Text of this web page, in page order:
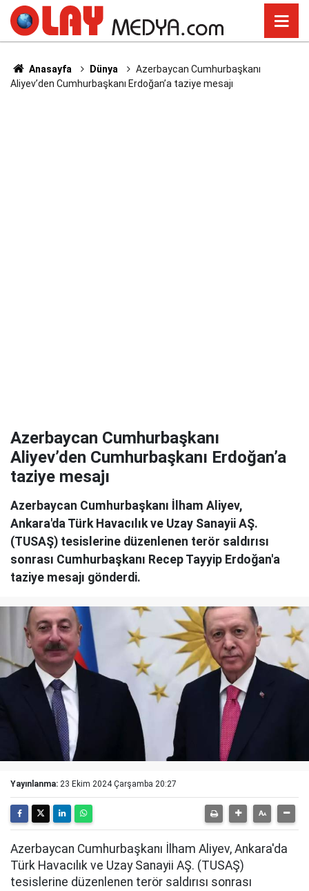
Anasayfa Dünya
Azerbaycan Cumhurbaşkanı
Aliyev’den Cumhurbaşkanı Erdoğan’a taziye mesajı
Azerbaycan Cumhurbaşkanı
Aliyev’den Cumhurbaşkanı Erdoğan’a
taziye mesajı
Azerbaycan Cumhurbaşkanı İlham Aliyev,
Ankara'da Türk Havacılık ve Uzay Sanayii AŞ.
(TUSAŞ) tesislerine düzenlenen terör saldırısı
sonrası Cumhurbaşkanı Recep Tayyip Erdoğan'a
taziye mesajı gönderdi.
Yayınlanma: 23 Ekim 2024 Çarşamba 20:27
Azerbaycan Cumhurbaşkanı İlham Aliyev, Ankara'da
Türk Havacılık ve Uzay Sanayii AŞ. (TUSAŞ)
tesislerine düzenlenen terör saldırısı sonrası